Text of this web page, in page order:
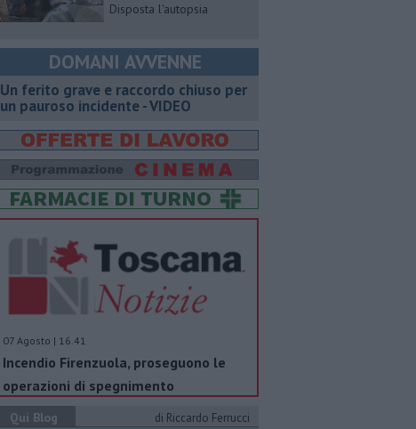
Disposta l'autopsia
DOMANI AVVENNE
Un ferito grave e raccordo chiuso per
un pauroso incidente - VIDEO
07 Agosto | 16.41
Incendio Firenzuola, proseguono le
operazioni di spegnimento
Qui Blog
di Riccardo Ferrucci